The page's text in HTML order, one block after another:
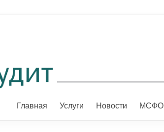
Главная Услуги Новости МСФО